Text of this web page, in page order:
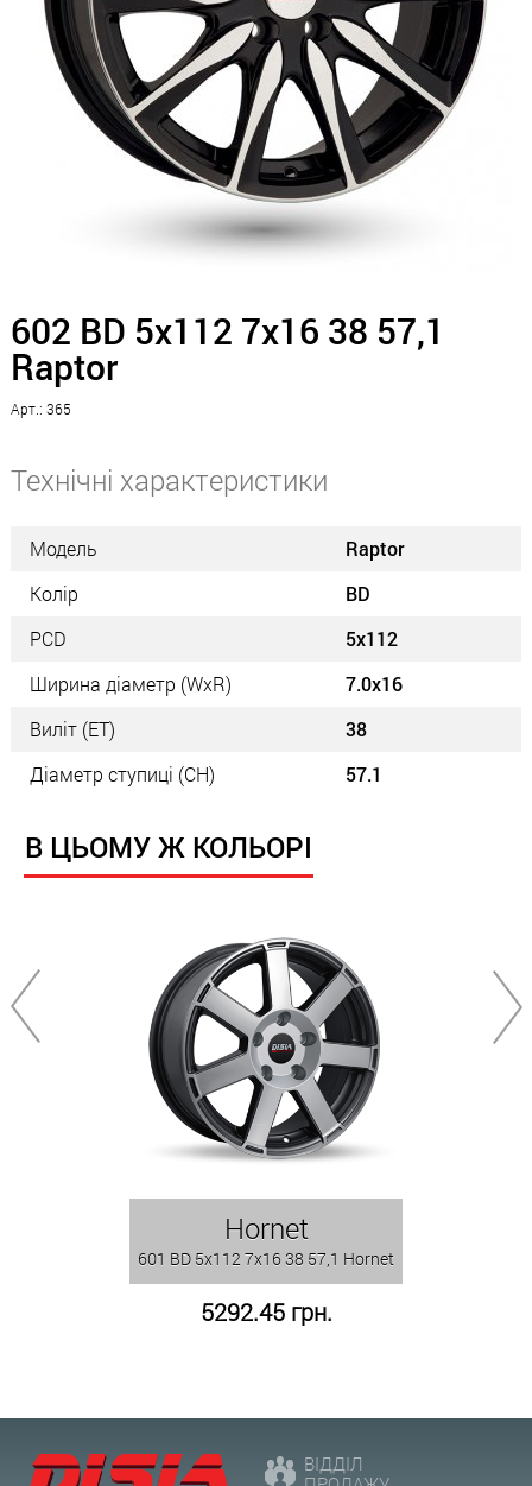
602 BD 5x112 7x16 38 57,1
Raptor
Арт.: 365
Технічні характеристики
Модель
Raptor
Колір
BD
PCD
5x112
Ширина діаметр (WxR)
7.0x16
Виліт (ET)
38
Діаметр ступиці (СН)
57.1
В ЦЬОМУ Ж КОЛЬОРІ
Hornet
601 BD 5x112 7x16 38 57,1 Hornet
5292.45 грн.
ВІДДІЛ